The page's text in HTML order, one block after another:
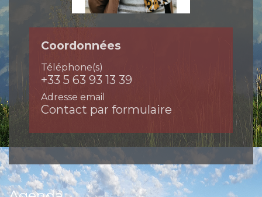
Coordonnées
Téléphone(s)
+33 5 63 93 13 39
Adresse email
Contact par formulaire